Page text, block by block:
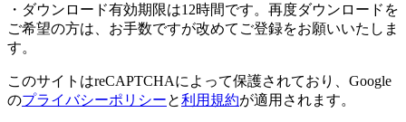
・ダウンロード有効期限は12時間です。再度ダウンロードを
ご希望の方は、お手数ですが改めてご登録をお願いいたしま
す。
このサイトはreCAPTCHAによって保護されており、Google
のプライバシーポリシーと利用規約が適用されます。